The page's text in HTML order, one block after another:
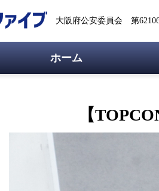
大阪府公安委員会 第
ホーム
【